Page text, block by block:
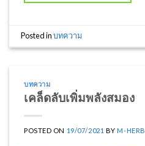
Posted inบทความ
บทความ
เคล็ดลับเพิ่มพลังสมอง
POSTED ON 19/07/2021 BYM-HERB